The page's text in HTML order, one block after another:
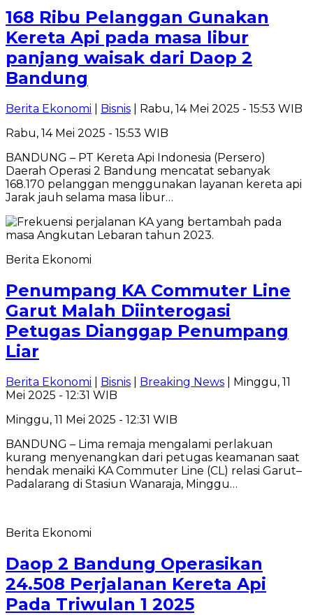
168 Ribu Pelanggan Gunakan
Kereta Api pada masa libur
panjang waisak dari Daop 2
Bandung
Berita Ekonomi Bisnis | Rabu, 14 Mei 2025 - 15:53 WIB
Rabu, 14 Mei 2025 - 15:53 WIB
BANDUNG – PT Kereta Api Indonesia (Persero)
Daerah Operasi 2 Bandung mencatat sebanyak
168.170 pelanggan menggunakan layanan kereta api
Jarak jauh selama masa libur…
Berita Ekonomi
Penumpang KA Commuter Line
Garut Malah Diinterogasi
Petugas Dianggap Penumpang
Liar
Berita Ekonomi Bisnis Breaking News | Minggu, 11
Mei 2025 - 12:31 WIB
Minggu, 11 Mei 2025 - 12:31 WIB
BANDUNG – Lima remaja mengalami perlakuan
kurang menyenangkan dari petugas keamanan saat
hendak menaiki KA Commuter Line (CL) relasi Garut–
Padalarang di Stasiun Wanaraja, Minggu…
Berita Ekonomi
Daop 2 Bandung Operasikan
24.508 Perjalanan Kereta Api
Pada Triwulan 1 2025